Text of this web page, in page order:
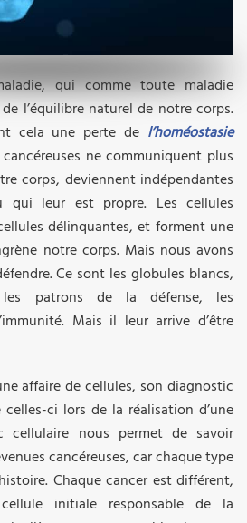
qui comme toute maladie
l’équilibre naturel de notre corps.
cela une perte de l’homéostasie
ne communiquent plus
corps, deviennent indépendantes
qui leur est propre. Les cellules
délinquantes, et forment une
notre corps. Mais nous avons
Ce sont les globules blancs,
patrons de la défense, les
Mais il leur arrive d’être
affaire de cellules, son diagnostic
celles-ci lors de la réalisation d’une
cellulaire nous permet de savoir
cancéreuses, car chaque type
Chaque cancer est différent,
initiale responsable de la